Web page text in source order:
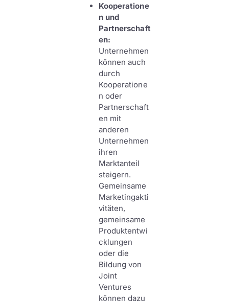
Kooperatione
n und
Partnerschaft
en:
Unternehmen
können auch
durch
Kooperatione
n oder
Partnerschaft
en mit
anderen
Unternehmen
ihren
Marktanteil
steigern.
Gemeinsame
Marketingakti
vitäten,
gemeinsame
Produktentwi
cklungen
oder die
Bildung von
Joint
Ventures
können dazu